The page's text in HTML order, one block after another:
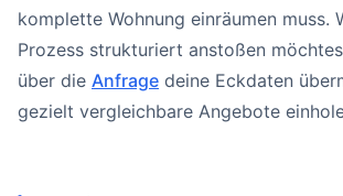
komplette Wohnung einräumen muss.
Prozess strukturiert anstoßen
über die Anfrage deine Eckdaten
gezielt vergleichbare Angebote